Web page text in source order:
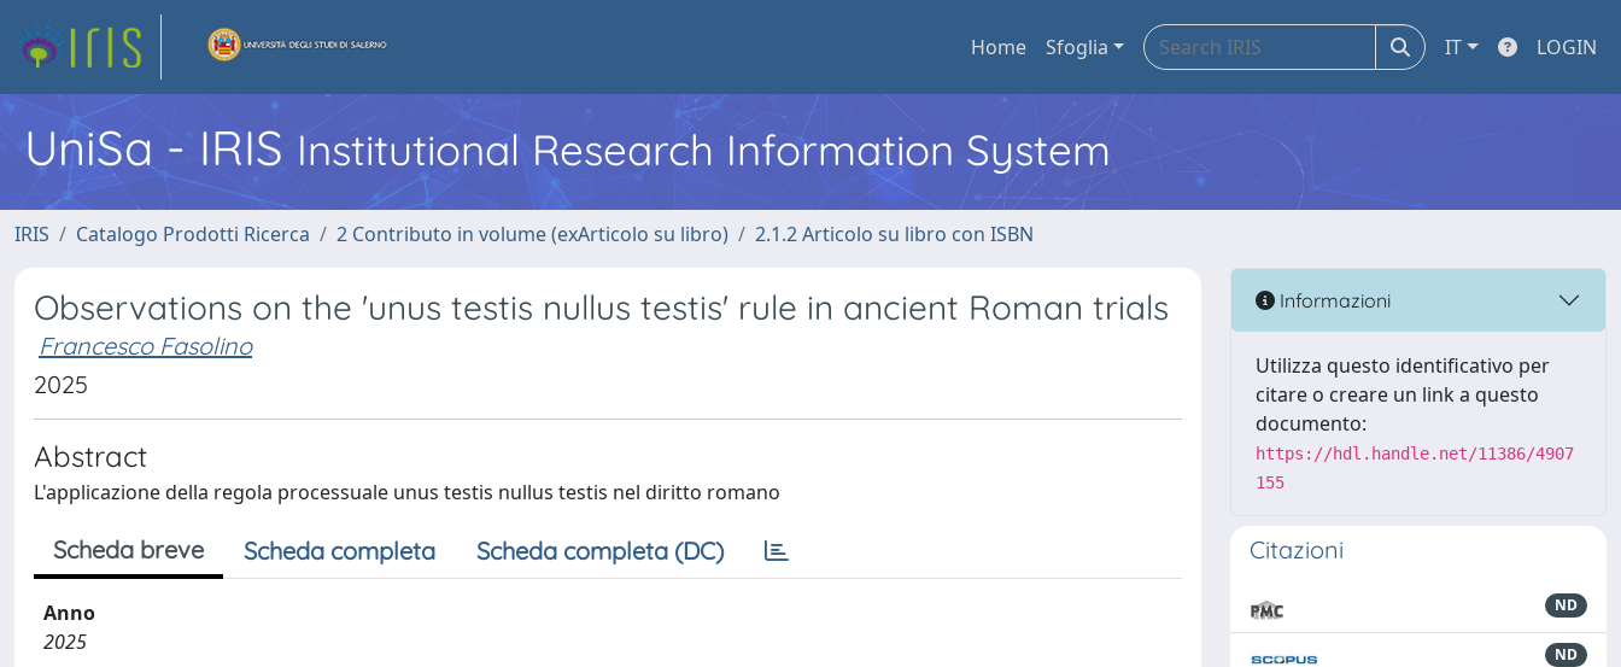
Home Sfoglia IT LOGIN
UniSa - IRIS Institutional Research Information System
IRIS Catalogo Prodotti Ricerca 2 Contributo in volume (exArticolo su libro) 2.1.2 Articolo su libro con ISBN
Observations on the 'unus testis nullus testis' rule in ancient Roman trials
Francesco Fasolino
2025
Abstract
L'applicazione della regola processuale unus testis nullus testis nel diritto romano
Scheda breve Scheda completa Scheda completa (DC)
Anno
2025
Informazioni
Utilizza questo identificativo per
citare o creare un link a questo
documento:
https://hdl.handle.net/11386/4907
155
Citazioni
ND
ND